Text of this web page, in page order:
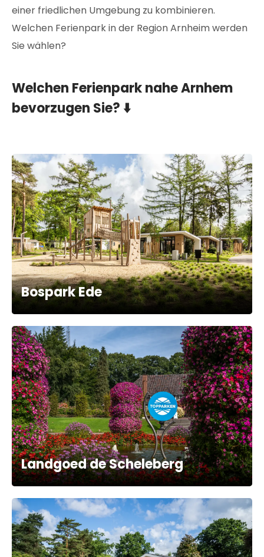
einer friedlichen Umgebung zu kombinieren.
Welchen Ferienpark in der Region Arnheim werden
Sie wählen?
Welchen Ferienpark nahe Arnhem
bevorzugen Sie? ⬇️
Bospark Ede
Landgoed de Scheleberg